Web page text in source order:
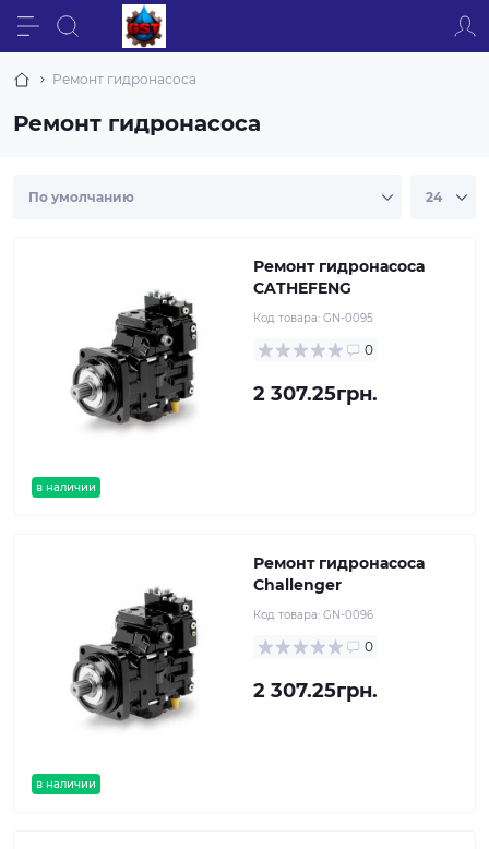
Ремонт гидронасоса
Ремонт гидронасоса
в наличии
Ремонт гидронасоса
CATHEFENG
Код товара: GN-0095
0
2 307.25грн.
в наличии
Ремонт гидронасоса
Challenger
Код товара: GN-0096
0
2 307.25грн.